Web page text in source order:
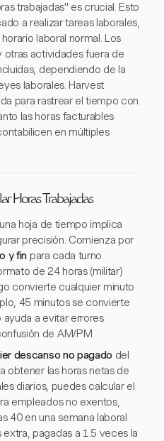
trabajadas" es crucial. Esto
a realizar tareas laborales,
laboral normal. Los
otras actividades fuera de
dependiendo de la
laborales. Harvest
para rastrear el tiempo con
las horas facturables
en múltiples
Horas Trabajadas
hoja de tiempo implica
precisión. Comienza por
y fin para cada turno.
de 24 horas (militar)
convierte cualquier minuto
45 minutos se convierte
ayuda a evitar errores
de AM/PM.
descanso no pagado del
obtener las horas netas de
diarios, puedes calcular el
empleados no exentos,
40 en una semana laboral
pagadas a 1.5 veces la